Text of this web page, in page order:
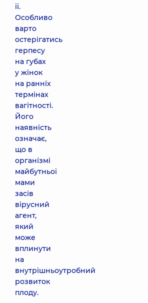
її.
Особливо
варто
остерігатись
герпесу
на губах
у жінок
на ранніх
термінах
вагітності.
Його
наявність
означає,
що в
організмі
майбутньої
мами
засів
вірусний
агент,
який
може
вплинути
на
внутрішньоутробний
розвиток
плоду.